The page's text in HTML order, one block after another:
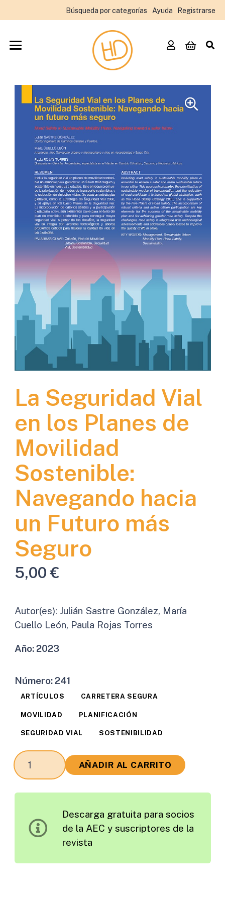
Búsqueda por categorías Ayuda Registrarse
La Seguridad Vial
en los Planes de
Movilidad
Sostenible:
Navegando hacia
un Futuro más
Seguro
5,00€
Autor(es): Julián Sastre González, María
Cuello León, Paula Rojas Torres
Año:2023
Número:241
ARTÍCULOS CARRETERA SEGURA
MOVILIDAD PLANIFICACIÓN
SEGURIDAD VIAL SOSTENIBILIDAD
La
Seguridad
Planes
AÑADIR AL CARRITO
Descarga gratuita para socios
de la AEC y suscriptores de la
revista